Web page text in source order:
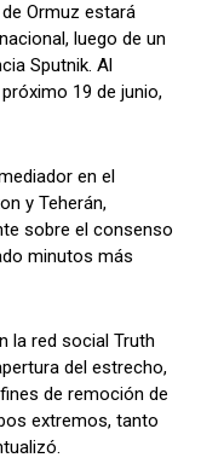
Ormuz estará
luego de un
Sputnik. Al
19 de junio,
en el
y Teherán,
sobre el consenso
minutos más
la red social Truth
del estrecho,
de remoción de
extremos, tanto